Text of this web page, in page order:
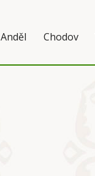
Anděl Chodov